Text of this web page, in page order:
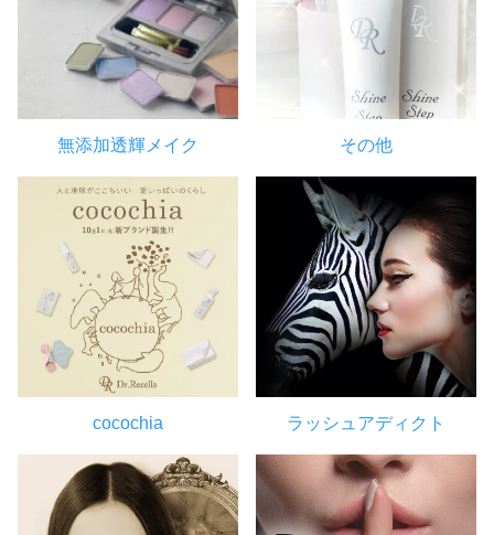
無添加透輝メイク その他
cocochia ラッシュアディクト